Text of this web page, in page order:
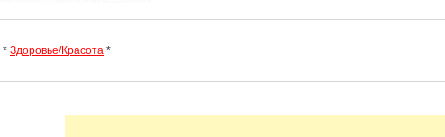
* Здоровье/Красота *